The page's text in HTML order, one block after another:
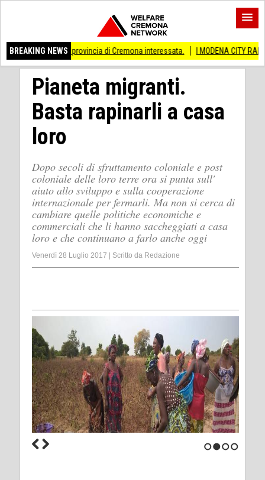
BREAKING NEWS
provincia di Cremona interessata. I MODENA CITY RAMBLERS
Pianeta migranti.
Basta rapinarli a casa
loro
Dopo secoli di sfruttamento coloniale e post
coloniale delle loro terre ora si punta sull'
aiuto allo sviluppo e sulla cooperazione
internazionale per fermarli. Ma non si cerca di
cambiare quelle politiche economiche e
commerciali che li hanno saccheggiati a casa
loro e che continuano a farlo anche oggi
Venerdì 28 Luglio 2017 Scritto da Redazione